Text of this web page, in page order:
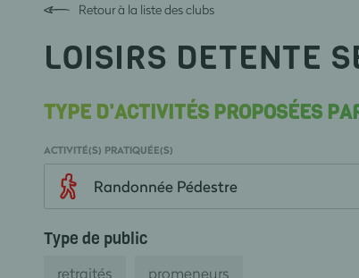
Retour à la liste des clubs
LOISIRS DETENTE
TYPE D'ACTIVITÉS PROPOSÉES
ACTIVITÉ(S) PRATIQUÉE(S)
Randonnée Pédestre
Type de public
retraités promeneurs